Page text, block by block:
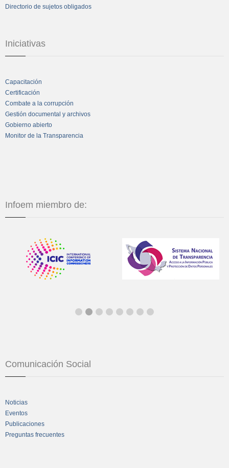
Directorio de sujetos obligados
Iniciativas
Capacitación
Certificación
Combate a la corrupción
Gestión documental y archivos
Gobierno abierto
Monitor de la Transparencia
Infoem miembro de:
Comunicación Social
Noticias
Eventos
Publicaciones
Preguntas frecuentes